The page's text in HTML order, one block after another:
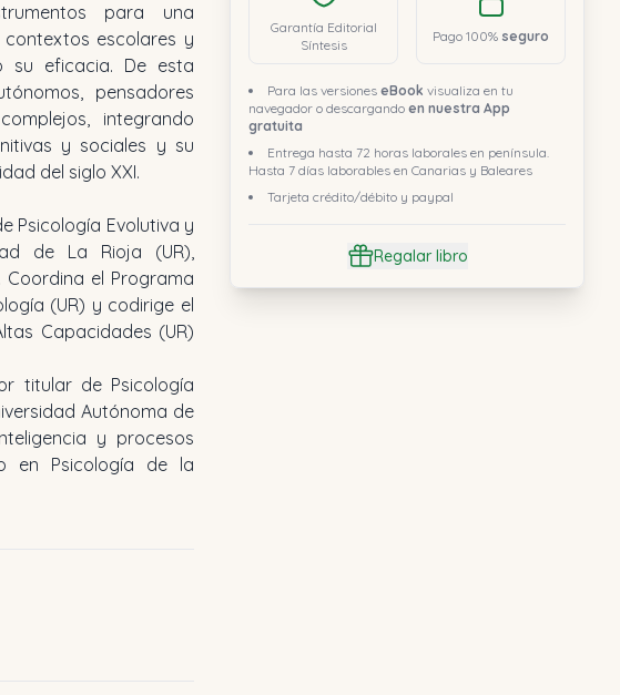
Garantía Editorial
Síntesis
Pago 100% seguro
Para las versiones eBook visualiza en tu
navegador o descargando en nuestra App
gratuita
Entrega hasta 72 horas laborales en península.
Hasta 7 días laborables en Canarias y Baleares
Tarjeta crédito/débito y paypal
Regalar libro
para una
escolares y
su eficacia. De esta
pensadores
integrando
y sociales y su
del siglo XXI.
Psicología Evolutiva y
de La Rioja (UR),
el Programa
(UR) y codirige el
Capacidades (UR)
titular de Psicología
Autónoma de
y procesos
en Psicología de la